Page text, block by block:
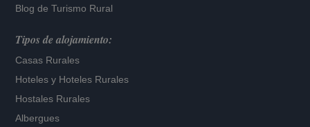
Blog de Turismo Rural
Tipos de alojamiento:
Casas Rurales
Hoteles y Hoteles Rurales
Hostales Rurales
Albergues